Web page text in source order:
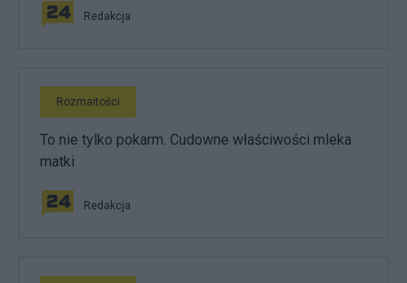
Redakcja
Rozmaitości
To nie tylko pokarm. Cudowne właściwości mleka
matki
Redakcja